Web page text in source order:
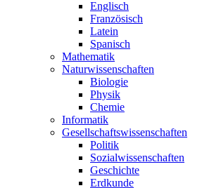
Englisch
Französisch
Latein
Spanisch
Mathematik
Naturwissenschaften
Biologie
Physik
Chemie
Informatik
Gesellschaftswissenschaften
Politik
Sozialwissenschaften
Geschichte
Erdkunde